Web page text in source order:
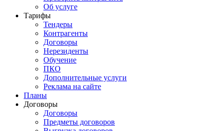
Об услуге
Тарифы
Тендеры
Контрагенты
Договоры
Нерезиденты
Обучение
ПКО
Дополнительные услуги
Реклама на сайте
Планы
Договоры
Договоры
Предметы договоров